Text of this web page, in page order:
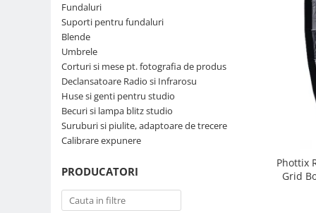
Huse si tocuri protectie obiective
Obiective Cinematice
Teleconvertoare
Adaptoare montura / baioneta
Capace obiectiv si camera
Inele Macro
Filtre tip Cokin
Fundaluri
Suporti pentru fundaluri
Blende
Umbrele
Corturi si mese pt. fotografia de produs
Declansatoare Radio si Infrarosu
Huse si genti pentru studio
Becuri si lampa blitz studio
Suruburi si piulite, adaptoare de trecere
Calibrare expunere
PRODUCATORI
Phottix
Grid